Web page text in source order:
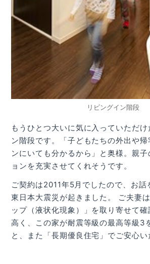
もうひとつ大いに気に入っていただ
ン階段です。「子どもたちの外出や
ンにいても分かるから」と奥様。親
ョンを充実させてくれそうです。
ご契約は2011年5月でしたので、お話
東日本大震災が起きました。 ご夫妻
ップ（液状化現象）」を取り寄せて
高く、この家が耐震等級の最高等級3
と、また「長期優良住宅」でご安心い
リビングイン階段